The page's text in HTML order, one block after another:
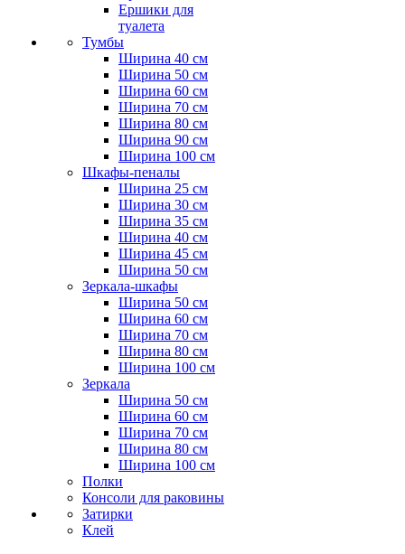
Ершики для
туалета
Тумбы
Ширина 40 см
Ширина 50 см
Ширина 60 см
Ширина 70 см
Ширина 80 см
Ширина 90 см
Ширина 100 см
Шкафы-пеналы
Ширина 25 см
Ширина 30 см
Ширина 35 см
Ширина 40 см
Ширина 45 см
Ширина 50 см
Зеркала-шкафы
Ширина 50 см
Ширина 60 см
Ширина 70 см
Ширина 80 см
Ширина 100 см
Зеркала
Ширина 50 см
Ширина 60 см
Ширина 70 см
Ширина 80 см
Ширина 100 см
Полки
Консоли для раковины
Затирки
Клей